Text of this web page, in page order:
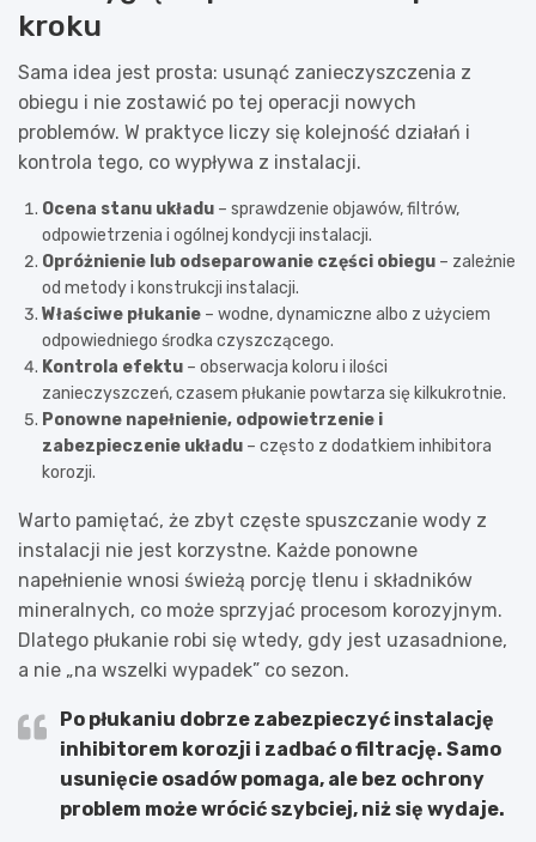
kroku
Sama idea jest prosta: usunąć zanieczyszczenia z
obiegu i nie zostawić po tej operacji nowych
problemów. W praktyce liczy się kolejność działań i
kontrola tego, co wypływa z instalacji.
Ocena stanu układu – sprawdzenie objawów, filtrów,
odpowietrzenia i ogólnej kondycji instalacji.
Opróżnienie lub odseparowanie części obiegu – zależnie
od metody i konstrukcji instalacji.
Właściwe płukanie – wodne, dynamiczne albo z użyciem
odpowiedniego środka czyszczącego.
Kontrola efektu – obserwacja koloru i ilości
zanieczyszczeń, czasem płukanie powtarza się kilkukrotnie.
Ponowne napełnienie, odpowietrzenie i
zabezpieczenie układu – często z dodatkiem inhibitora
korozji.
Warto pamiętać, że zbyt częste spuszczanie wody z
instalacji nie jest korzystne. Każde ponowne
napełnienie wnosi świeżą porcję tlenu i składników
mineralnych, co może sprzyjać procesom korozyjnym.
Dlatego płukanie robi się wtedy, gdy jest uzasadnione,
a nie „na wszelki wypadek” co sezon.
Po płukaniu dobrze zabezpieczyć instalację
inhibitorem korozji i zadbać o filtrację. Samo
usunięcie osadów pomaga, ale bez ochrony
problem może wrócić szybciej, niż się wydaje.